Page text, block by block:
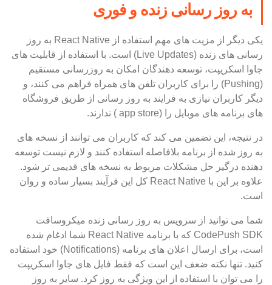
به روز رسانی زنده و فوری
یکی دیگر از مزیت های مهم استفاده از React Native به روز
رسانی های زنده (Live Updates) است. با استفاده از قابلیت های
جاوا اسکریپت، توسعه دهندگان امکان به روزرسانی مستقیم
(Pushing) را برای کاربران تلفن های همراه فراهم می کنند، و
دیگر کاربران نیازی به فرایند به روز رسانی از طریق فروشگاه
های برنامه های موبایل را (app store ) ندارند.
در نتیجه، این تضمین می کند که کاربران می توانند از نسخه های
به روز شده از برنامه بلافاصله استفاده کنند و لازم نیست توسعه
دهنده درگیر حل مشکلات مربوط به نسخه های قدیمی تر شود.
علاوه بر این با React Native کل این فرآیند بسیار ساده و روان
است.
شما می توانید از سرویس به روز رسانی زنده میکروسافت
CodePush SDK که با برنامه React Native شما ادغام شده
است، برای ارسال اعلان های برنامه (Notifications) خود استفاده
کنید. تنها نکته ضعف این است که فقط فایل های جاوا اسکریپت
را می توان با استفاده از این ویژگی به روز کرد. سایر به روز